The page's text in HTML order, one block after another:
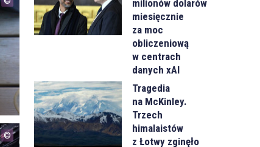
milionów dolarów
miesięcznie
za moc
obliczeniową
w centrach
danych xAI
Tragedia
na McKinley.
Trzech
himalaistów
z Łotwy zginęło